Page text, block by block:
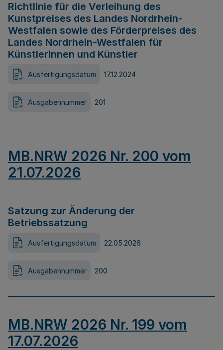
Richtlinie für die Verleihung des
Kunstpreises des Landes Nordrhein-
Westfalen sowie des Förderpreises des
Landes Nordrhein-Westfalen für
Künstlerinnen und Künstler
Ausfertigungsdatum 17.12.2024
Ausgabennummer 201
MB.NRW 2026 Nr. 200 vom
21.07.2026
Satzung zur Änderung der
Betriebssatzung
Ausfertigungsdatum 22.05.2026
Ausgabennummer 200
MB.NRW 2026 Nr. 199 vom
17.07.2026